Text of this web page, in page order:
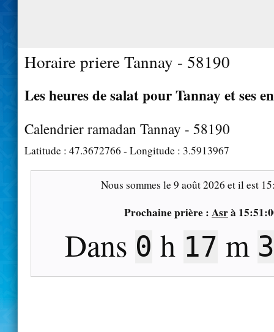
Horaire priere Tannay - 58190
Les heures de salat pour Tannay et ses
Calendrier ramadan Tannay - 58190
Latitude : 47.3672766 - Longitude : 3.5913967
Nous sommes le9 août 2026 et il est
Prochaine prière : Asrà
Dans 0 h 17 m